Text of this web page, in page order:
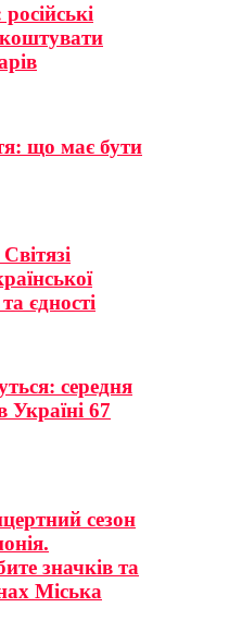
що має бути
єдності
середня
Україні 67
сезон
значків та
Міська